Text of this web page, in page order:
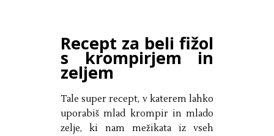
Recept za beli fižol
s krompirjem in
zeljem
Tale super recept, v katerem lahko
uporabiš mlad krompir in mlado
zelje, ki nam mežikata iz vseh